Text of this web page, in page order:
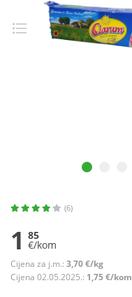
(6)
1 85
€/kom
Cijena za j.m.: 3,70 €/kg
Cijena 02.05.2025.: 1,75 €/kom